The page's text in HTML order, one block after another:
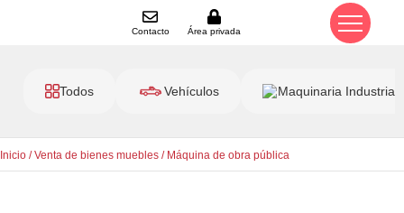
Contacto Área privada
Todos Vehículos Maquinaria Industrial
Inicio /Venta de bienes muebles / Máquina de obra pública